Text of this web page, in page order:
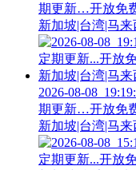
期更新…开放免
新加坡|台湾|马
2026-08-
期更新…开放免
新加坡|台湾|马